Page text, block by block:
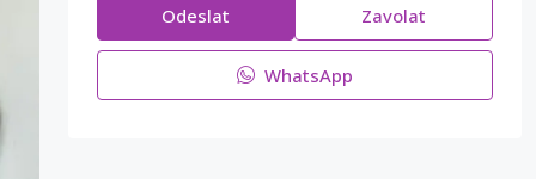
Odeslat Zavolat
WhatsApp